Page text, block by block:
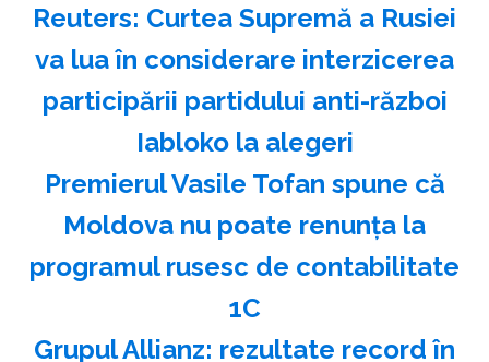
Reuters: Curtea Supremă a Rusiei
va lua în considerare interzicerea
participării partidului anti-război
Iabloko la alegeri
Premierul Vasile Tofan spune că
Moldova nu poate renunţa la
programul rusesc de contabilitate
1C
Grupul Allianz: rezultate record în